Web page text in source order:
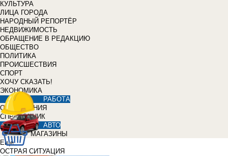
КУЛЬТУРА
ЛИЦА ГОРОДА
НАРОДНЫЙ РЕПОРТЁР
НЕДВИЖИМОСТЬ
ОБРАЩЕНИЕ В РЕДАКЦИЮ
ОБЩЕСТВО
ПОЛИТИКА
ПРОИСШЕСТВИЯ
СПОРТ
ХОЧУ СКАЗАТЬ!
ЭКОНОМИКА
РАБОТА
ОБЪЯВЛЕНИЯ
СПРАВОЧНИК
АВТО
МАГАЗИНЫ
Еще
ОСТРАЯ СИТУАЦИЯ